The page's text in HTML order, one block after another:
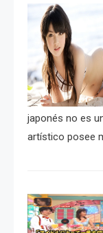
japonés no es
artístico posee